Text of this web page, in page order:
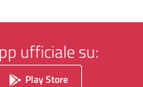
ufficiale su:
Play Store